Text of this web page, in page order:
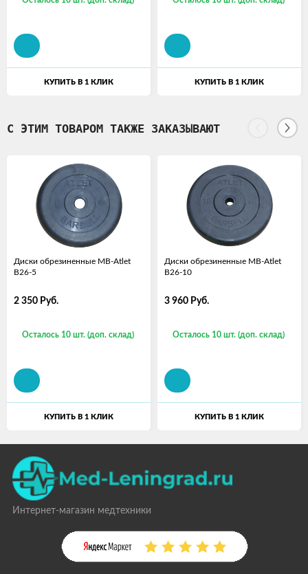
КУПИТЬ В 1 КЛИК КУПИТЬ В 1 КЛИК
С ЭТИМ ТОВАРОМ ТАКЖЕ ЗАКАЗЫВАЮТ
Диски обрезиненные MB-Atlet
B26-5
2 350 Руб.
Осталось 10 шт. (доп. склад)
КУПИТЬ В 1 КЛИК
Диски обрезиненные MB-Atlet
B26-10
3 960 Руб.
Осталось 10 шт. (доп. склад)
КУПИТЬ В 1 КЛИК
Интернет-магазин медтехники